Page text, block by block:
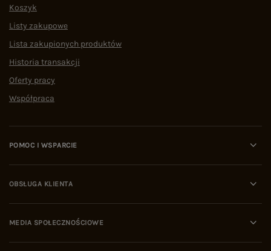
Koszyk
Listy zakupowe
Lista zakupionych produktów
Historia transakcji
Oferty pracy
Współpraca
POMOC I WSPARCIE
OBSŁUGA KLIENTA
MEDIA SPOŁECZNOŚCIOWE